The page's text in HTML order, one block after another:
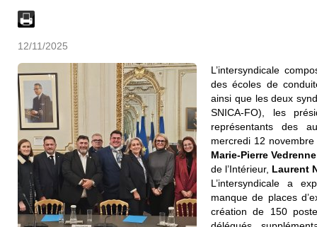
12/11/2025
L’intersyndicale
des écoles de
ainsi que les deux
SNICA-FO), les
représentants des
mercredi 12
Marie-Pierre Vedrenne
de l’Intérieur, Laurent
L’intersyndicale a
manque de places
création de 150